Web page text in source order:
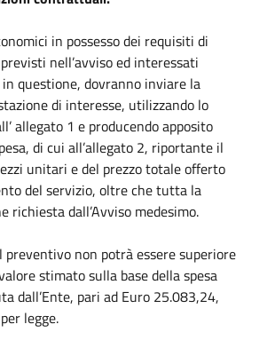
in possesso dei requisiti di
nell’avviso ed interessati
questione, dovranno inviare la
di interesse, utilizzando lo
allegato 1 e producendo apposito
di cui all’allegato 2, riportante il
unitari e del prezzo totale offerto
del servizio, oltre che tutta la
richiesta dall’Avviso medesimo.
preventivo non potrà essere superiore
stimato sulla base della spesa
dall’Ente, pari ad Euro 25.083,24,
legge.